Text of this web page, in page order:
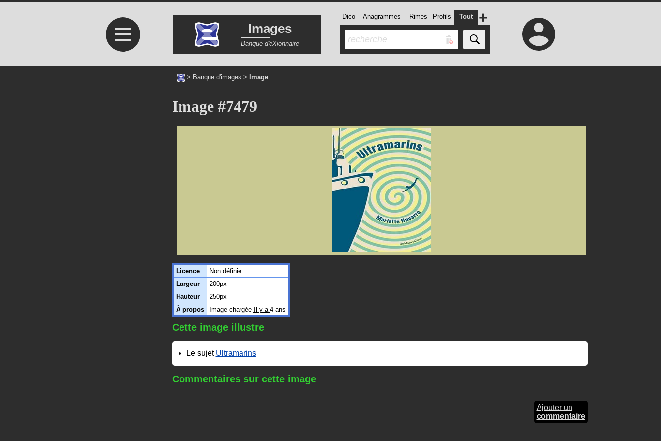
≡ Images
Banque d'eXionnaire
Dico Anagrammes Rimes Profils Tout +
> Banque d'images > Image
Image #7479
Licence
Non définie
Largeur
200px
Hauteur
250px
À propos
Image chargée Il y a 4 ans
Cette image illustre
Le sujet Ultramarins
Commentaires sur cette image
Ajouter un
commentaire